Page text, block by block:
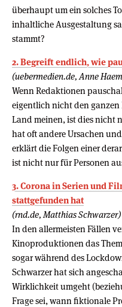
überhaupt um ein solches
inhaltliche Ausgestaltung
stammt?
2. Begreift endlich, wie
(uebermedien.de, Anne
Wenn Redaktionen
eigentlich nicht den
Land meinen, ist dies nicht
hat oft andere Ursachen
erklärt die Folgen einer
ist nicht nur für Personen
3. Corona in Serien und
stattgefunden hat
(rnd.de, Matthias Schwarzer)
In den allermeisten Fällen
Kinoproduktionen das
sogar während des
Schwarzer hat sich
Wirklichkeit umgeht
Frage sei, wann fiktionale